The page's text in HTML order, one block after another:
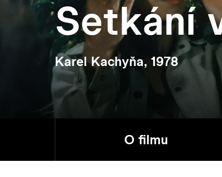
Setkání
Karel Kachyňa, 1978
O filmu